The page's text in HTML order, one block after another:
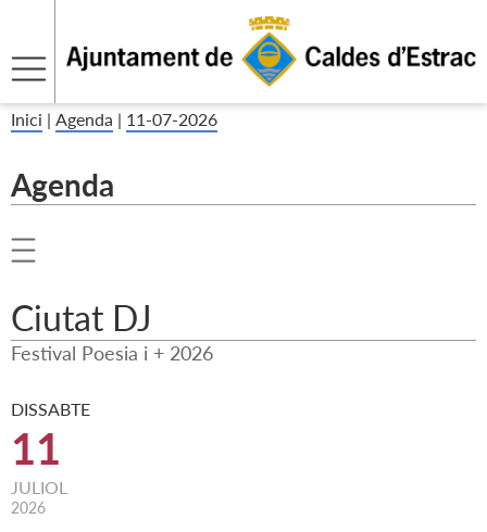
Inici | Agenda | 11-07-2026
Agenda
Ciutat DJ
Festival Poesia i + 2026
DISSABTE
11
JULIOL
2026